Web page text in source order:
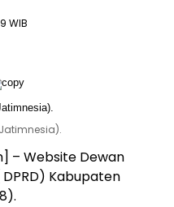
WIB
– Website Dewan
Kabupaten